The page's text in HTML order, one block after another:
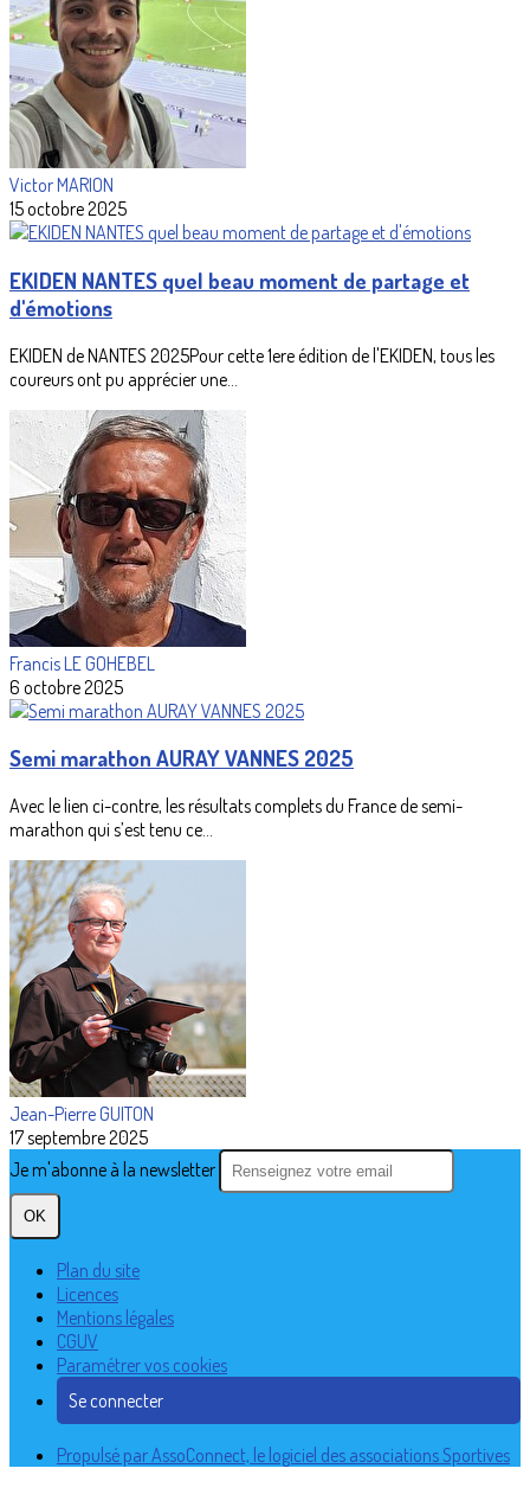
Victor MARION
15 octobre 2025
EKIDEN NANTES quel beau moment de partage et
d'émotions
EKIDEN de NANTES 2025Pour cette 1ere édition de l'EKIDEN, tous les
coureurs ont pu apprécier une...
Francis LE GOHEBEL
6 octobre 2025
Semi marathon AURAY VANNES 2025
Avec le lien ci-contre, les résultats complets du France de semi-
marathon qui s’est tenu ce...
Jean-Pierre GUITON
17 septembre 2025
Je m'abonne à la newsletter
OK
Plan du site
Licences
Mentions légales
CGUV
Paramétrer vos cookies
Se connecter
Propulsé par AssoConnect, le logiciel des associations Sportives